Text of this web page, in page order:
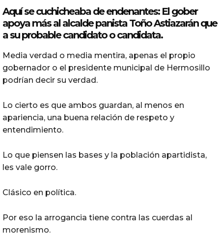
Aquí se cuchicheaba de endenantes: El gober
apoya más al alcalde panista Toño Astiazarán que
a su probable candidato o candidata.
Media verdad o media mentira, apenas el propio
gobernador o el presidente municipal de Hermosillo
podrían decir su verdad.
Lo cierto es que ambos guardan, al menos en
apariencia, una buena relación de respeto y
entendimiento.
Lo que piensen las bases y la población apartidista,
les vale gorro.
Clásico en política.
Por eso la arrogancia tiene contra las cuerdas al
morenismo.